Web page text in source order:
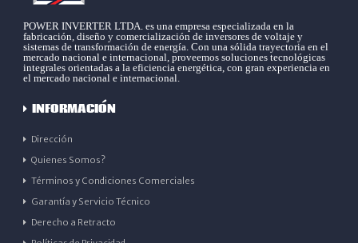
POWER INVERTER LTDA. es una empresa especializada en la
fabricación, diseño y comercialización de inversores de voltaje y
sistemas de transformación de energía. Con una sólida trayectoria en el
mercado nacional e internacional, proveemos soluciones tecnológicas
integrales orientadas a la eficiencia energética, con gran experiencia en
el mercado nacional e internacional.
INFORMACIÓN
Dirección
Quienes Somos?
Términos y Condiciones Comerciales
Garantía y Servicio Técnico
Derecho a Retracto